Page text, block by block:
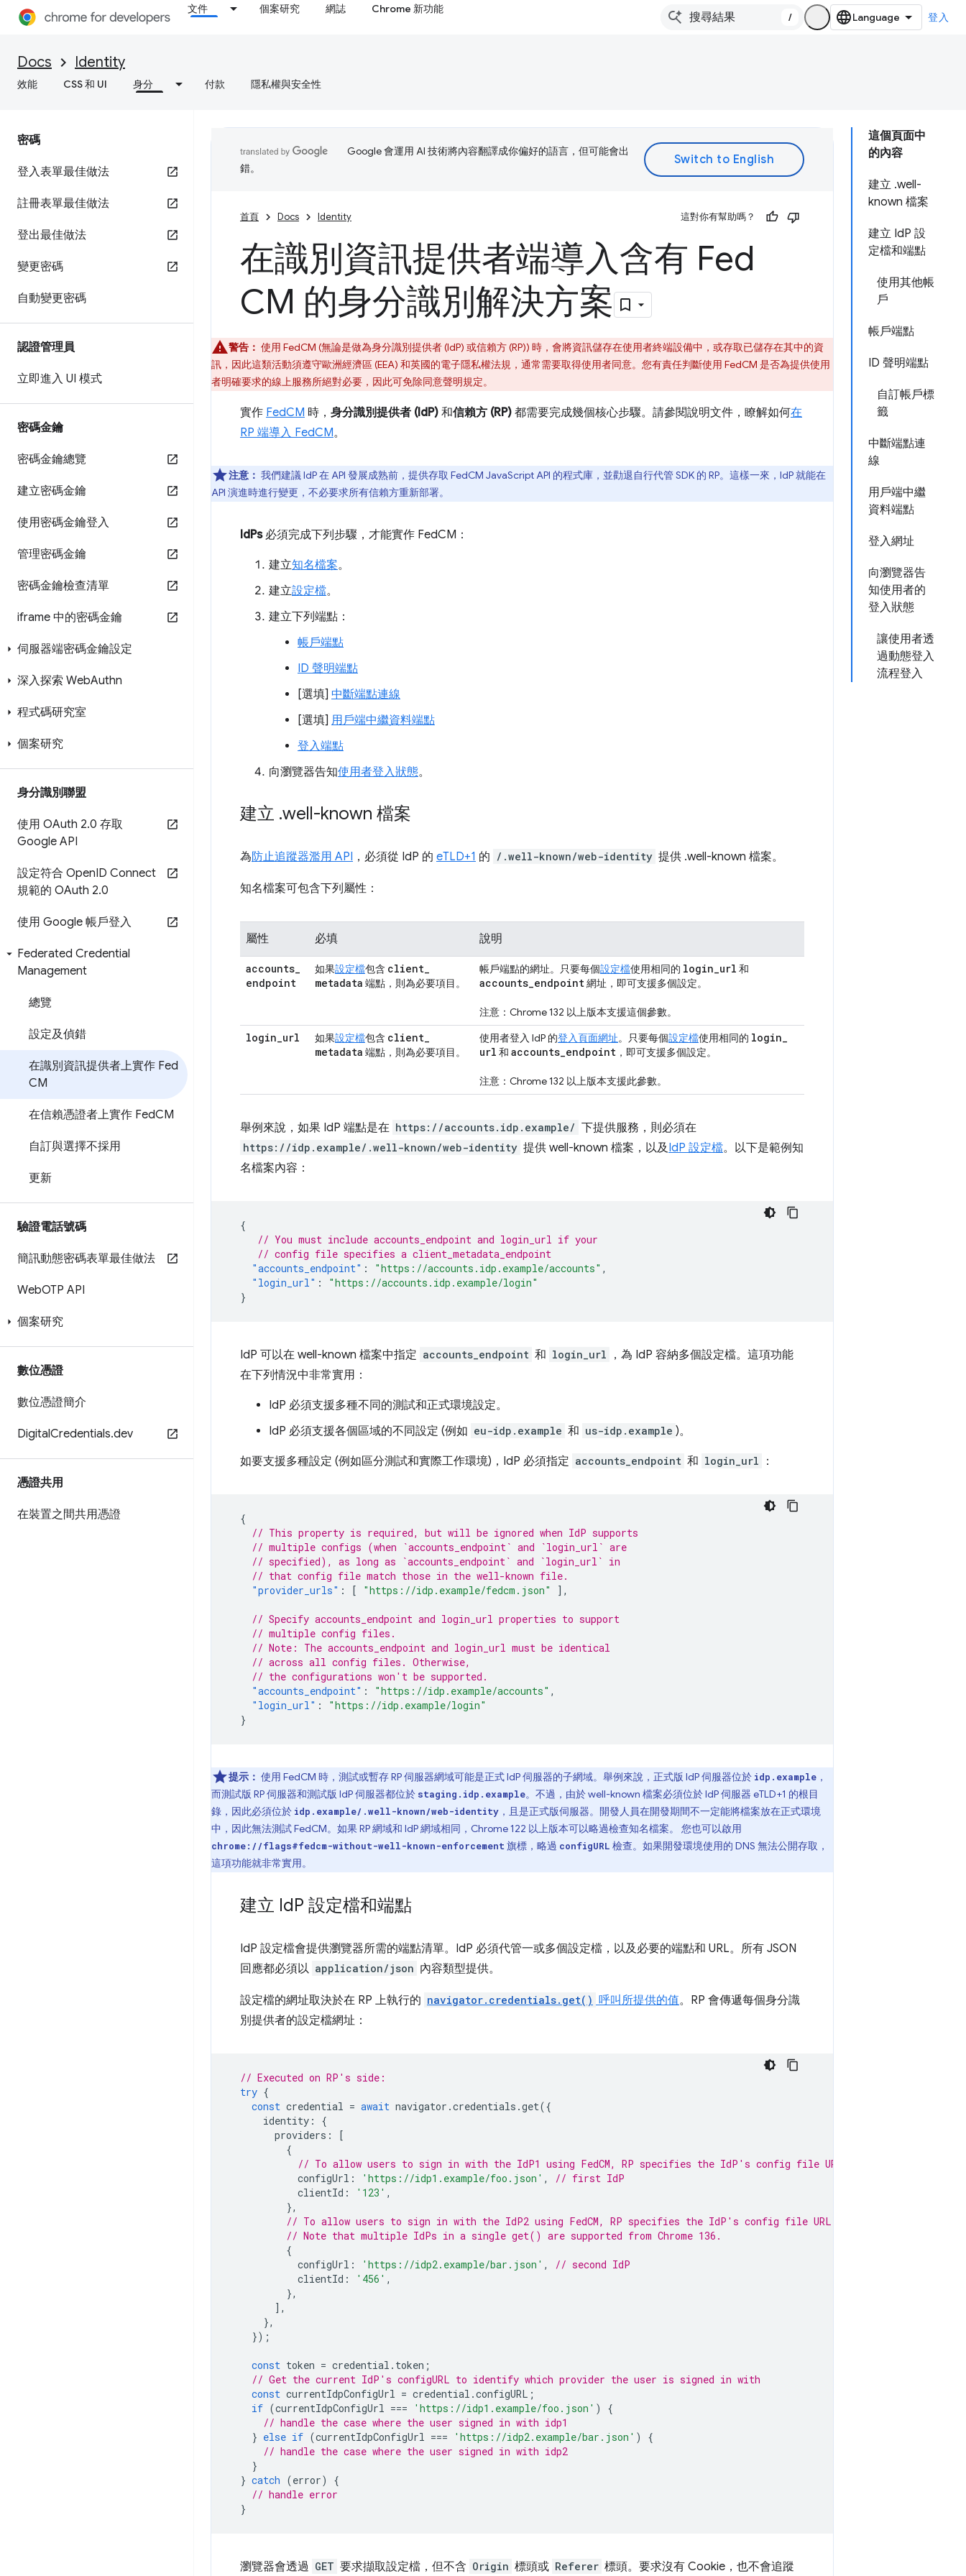
文件 個案研究 網誌 Chrome 新功能
/ 登入
Docs Identity
效能 CSS 和 UI 身分 付款 隱私權與安全性
密碼
登入表單最佳做法
註冊表單最佳做法
登出最佳做法
變更密碼
自動變更密碼
認證管理員
立即進入 UI 模式
密碼金鑰
密碼金鑰總覽
建立密碼金鑰
使用密碼金鑰登入
管理密碼金鑰
密碼金鑰檢查清單
iframe 中的密碼金鑰
伺服器端密碼金鑰設定
深入探索 WebAuthn
程式碼研究室
個案研究
身分識別聯盟
使用 OAuth 2.0 存取
Google API
設定符合 OpenID Connect
規範的 OAuth 2.0
使用 Google 帳戶登入
Federated Credential
Management
總覽
設定及偵錯
在識別資訊提供者上實作 Fed
CM
在信賴憑證者上實作 FedCM
自訂與選擇不採用
更新
驗證電話號碼
簡訊動態密碼表單最佳做法
WebOTP API
個案研究
數位憑證
數位憑證簡介
DigitalCredentials.dev
憑證共用
在裝置之間共用憑證
這個頁面中
的內容
建立 .well-
known 檔案
建立 IdP 設
定檔和端點
使用其他帳
戶
帳戶端點
ID 聲明端點
自訂帳戶標
籤
中斷端點連
線
用戶端中繼
資料端點
登入網址
向瀏覽器告
知使用者的
登入狀態
讓使用者透
過動態登入
流程登入
Google 會運用 AI 技術將內容翻譯成你偏好的語言，但可能會出
錯。
首頁 Docs Identity 這對你有幫助嗎？
在識別資訊提供者端導入含有 Fed
CM 的身分識別解決方案
警告： 使用 FedCM (無論是做為身分識別提供者 (IdP) 或信賴方 (RP)) 時，會將資訊儲存在使用者終端設備中，或存取已儲存在其中的資
訊，因此這類活動須遵守歐洲經濟區 (EEA) 和英國的電子隱私權法規，通常需要取得使用者同意。您有責任判斷使用 FedCM 是否為提供使用
者明確要求的線上服務所絕對必要，因此可免除同意聲明規定。
實作 FedCM 時， 身分識別提供者 (IdP) 和信賴方 (RP) 都需要完成幾個核心步驟。請參閱說明文件，瞭解如何在
RP 端導入 FedCM。
注意： 我們建議 IdP 在 API 發展成熟前，提供存取 FedCM JavaScript API 的程式庫，並勸退自行代管 SDK 的 RP。這樣一來，IdP 就能在
API 演進時進行變更，不必要求所有信賴方重新部署。
IdPs必須完成下列步驟，才能實作 FedCM：
建立知名檔案。
建立設定檔。
建立下列端點：
帳戶端點
ID 聲明端點
[選填] 中斷端點連線
[選填] 用戶端中繼資料端點
登入端點
向瀏覽器告知使用者登入狀態。
建立 .well-known 檔案
為防止追蹤器濫用 API ，必須從 IdP 的 eTLD+1 的 /.well-known/web-identity 提供 .well-known 檔案。
知名檔案可包含下列屬性：
屬性 必填 說明
accounts_
endpoint
如果設定檔包含 client_
metadata 端點，則為必要項目。
帳戶端點的網址。只要每個設定檔使用相同的 login_url 和
accounts_endpoint網址，即可支援多個設定。
注意：Chrome 132 以上版本支援這個參數。
login_url 如果設定檔包含 client_
metadata 端點，則為必要項目。
使用者登入 IdP 的登入頁面網址。只要每個設定檔使用相同的 login_
url 和 accounts_endpoint ，即可支援多個設定。
注意：Chrome 132 以上版本支援此參數。
舉例來說，如果 IdP 端點是在 https://accounts.idp.example/ 下提供服務，則必須在
https://idp.example/.well-known/web-identity 提供 well-known 檔案，以及IdP 設定檔。以下是範例知
名檔案內容：
{
// You must include accounts_endpoint and login_url if your
// config file specifies a client_metadata_endpoint
"accounts_endpoint" : "https://accounts.idp.example/accounts" ,
"login_url" :
"https://accounts.idp.example/login"
}
IdP 可以在 well-known 檔案中指定 accounts_endpoint 和 login_url
，為 IdP 容納多個設定檔。這項功能
在下列情況中非常實用：
IdP 必須支援多種不同的測試和正式環境設定。
IdP 必須支援各個區域的不同設定 (例如 eu-idp.example 和 us-idp.example )。
如要支援多種設定 (例如區分測試和實際工作環境)，IdP 必須指定 accounts_endpoint 和 login_url ：
{
// This property is required, but will be ignored when IdP supports
// multiple configs (when `accounts_endpoint` and `login_url` are
// specified), as long as `accounts_endpoint` and `login_url` in
// that config file match those in the well-known file.
"provider_urls" : [ "https://idp.example/fedcm.json" ],
// Specify accounts_endpoint and login_url properties to support
// multiple config files.
// Note: The accounts_endpoint and login_url must be identical
// across all config files. Otherwise,
// the configurations won't be supported.
"accounts_endpoint" : "https://idp.example/accounts" ,
"login_url" :
"https://idp.example/login"
}
提示： 使用 FedCM 時，測試或暫存 RP 伺服器網域可能是正式 IdP 伺服器的子網域。舉例來說，正式版 IdP 伺服器位於 idp.example ，
而測試版 RP 伺服器和測試版 IdP 伺服器都位於 staging.idp.example。不過，由於 well-known 檔案必須位於 IdP 伺服器 eTLD+1 的根目
錄，因此必須位於 idp.example/.well-known/web-identity ，且是正式版伺服器。開發人員在開發期間不一定能將檔案放在正式環境
中，因此無法測試 FedCM。如果 RP 網域和 IdP 網域相同，Chrome 122 以上版本可以略過檢查知名檔案。 您也可以啟用
chrome://flags#fedcm-without-well-known-enforcement 旗標，略過 configURL 檢查。如果開發環境使用的 DNS 無法公開存取，
這項功能就非常實用。
建立 IdP 設定檔和端點
IdP 設定檔會提供瀏覽器所需的端點清單。IdP 必須代管一或多個設定檔，以及必要的端點和 URL。所有 JSON
回應都必須以 application/json 內容類型提供。
設定檔的網址取決於在 RP 上執行的 navigator.credentials.get() 呼叫所提供的值。RP 會傳遞每個身分識
別提供者的設定檔網址：
// Executed on RP's side:
try {
const credential = await navigator .credentials .get({
identity :
{
providers :
[
{
// To allow users to sign in with the IdP1 using FedCM, RP specifies the IdP's config file URL:
configUrl : 'https://idp1.example/foo.json' ,
// first IdP
clientId : '123' ,
},
// To allow users to sign in with the IdP2 using FedCM, RP specifies the IdP's config file URL.
// Note that multiple IdPs in a single get() are supported from Chrome 136.
{
configUrl : 'https://idp2.example/bar.json' ,
// second IdP
clientId : '456' ,
},
],
},
});
const token = credential . token ;
// Get the current IdP's configURL to identify which provider the user is signed in with
const currentIdpConfigUrl = credential .configURL ;
if (currentIdpConfigUrl === 'https://idp1.example/foo.json' )
{
// handle the case where the user signed in with idp1
} else if (currentIdpConfigUrl === 'https://idp2.example/bar.json' )
{
// handle the case where the user signed in with idp2
}
} catch (error)
{
// handle error
}
瀏覽器會透過 GET 要求擷取設定檔，但不含 Origin 標頭或 Referer 標頭。要求沒有 Cookie，也不會追蹤